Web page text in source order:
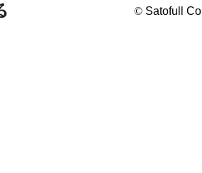
© Satofull